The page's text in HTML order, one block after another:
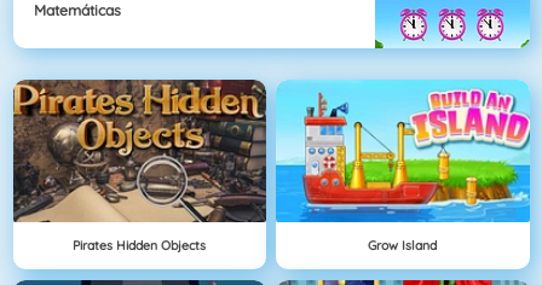
Matemáticas
Pirates Hidden Objects Grow Island